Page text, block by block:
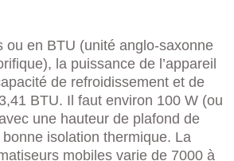
ou en BTU (unité anglo-saxonne
la puissance de l’appareil
de refroidissement et de
BTU. Il faut environ 100 W (ou
une hauteur de plafond de
isolation thermique. La
mobiles varie de 7000 à